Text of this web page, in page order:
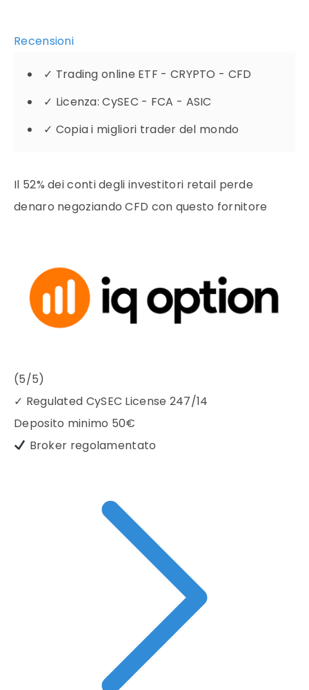
Recensioni
✓ Trading online ETF - CRYPTO - CFD
✓ Licenza: CySEC - FCA - ASIC
✓ Copia i migliori trader del mondo
Il 52% dei conti degli investitori retail perde
denaro negoziando CFD con questo fornitore
(5/5)
✓ Regulated CySEC License 247/14
Deposito minimo 50€
Broker regolamentato